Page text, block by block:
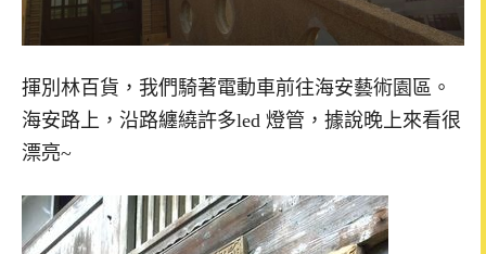
揮別林百貨，我們騎著電動車前往海安藝術園區。
海安路上，沿路纏繞許多led 燈管，據說晚上來看很
漂亮~